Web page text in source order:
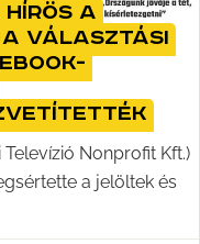
Hírös a
választási
Nonprofit Kft.)
a jelöltek és